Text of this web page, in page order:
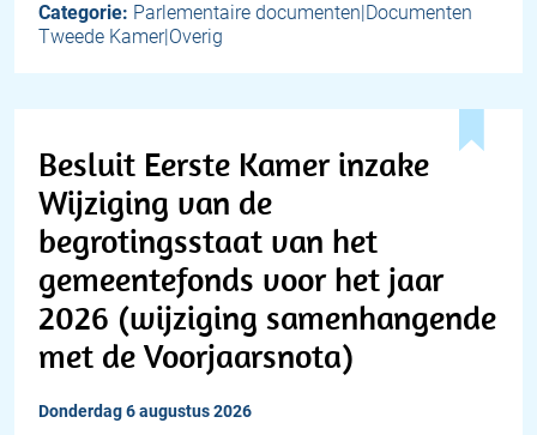
Categorie: Parlementaire documenten|Documenten
Tweede Kamer|Overig
Besluit Eerste Kamer inzake
Wijziging van de
begrotingsstaat van het
gemeentefonds voor het jaar
2026 (wijziging samenhangende
met de Voorjaarsnota)
donderdag 6 augustus 2026